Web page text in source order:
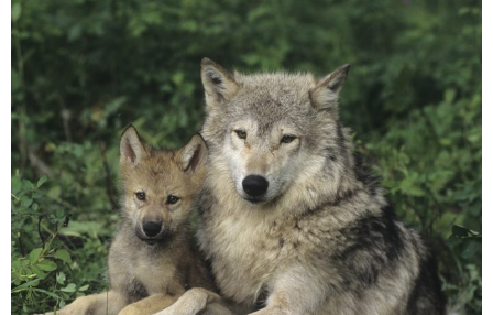
تغييرات في القلب. _المرحلة الثانية,يعاني الكلب […]